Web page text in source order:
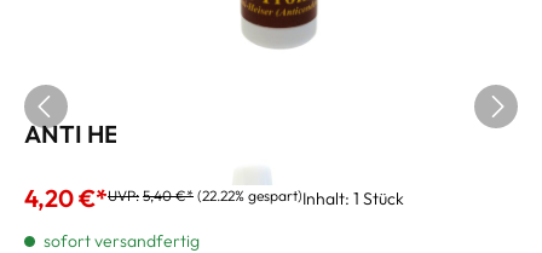
ANTI HEISER kleine Flasche 11ccm
4,20 €*UVP: 5,40 €* (22.22% gespart)Inhalt: 1 Stück
sofort versandfertig